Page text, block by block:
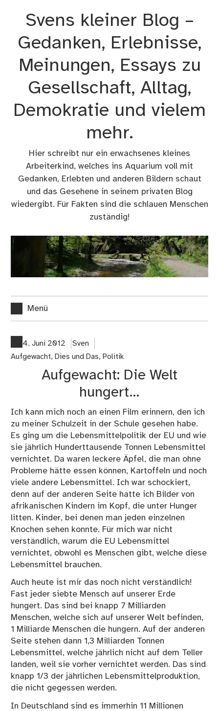
Svens kleiner Blog –
Gedanken, Erlebnisse,
Meinungen, Essays zu
Gesellschaft, Alltag,
Demokratie und vielem
mehr.
Hier schreibt nur ein erwachsenes kleines
Arbeiterkind, welches ins Aquarium voll mit
Gedanken, Erlebten und anderen Bildern schaut
und das Gesehene in seinem privaten Blog
wiedergibt. Für Fakten sind die schlauen Menschen
zuständig!
Menü
4. Juni 2012
Sven
Aufgewacht, Dies und Das, Politik
Aufgewacht: Die Welt
hungert…
Ich kann mich noch an einen Film erinnern, den ich
zu meiner Schulzeit in der Schule gesehen habe.
Es ging um die Lebensmittelpolitik der EU und wie
sie jährlich Hunderttausende Tonnen Lebensmittel
vernichtet. Da waren leckere Äpfel, die man ohne
Probleme hätte essen können, Kartoffeln und noch
viele andere Lebensmittel. Ich war schockiert,
denn auf der anderen Seite hatte ich Bilder von
afrikanischen Kindern im Kopf, die unter Hunger
litten. Kinder, bei denen man jeden einzelnen
Knochen sehen konnte. Für mich war nicht
verständlich, warum die EU Lebensmittel
vernichtet, obwohl es Menschen gibt, welche diese
Lebensmittel brauchen.
Auch heute ist mir das noch nicht verständlich!
Fast jeder siebte Mensch auf unserer Erde
hungert. Das sind bei knapp 7 Milliarden
Menschen, welche sich auf unserer Welt befinden,
1 Milliarde Menschen die hungern. Auf der anderen
Seite stehen dann 1,3 Milliarden Tonnen
Lebensmittel, welche jährlich nicht auf dem Teller
landen, weil sie vorher vernichtet werden. Das sind
knapp 1/3 der jährlichen Lebensmittelproduktion,
die nicht gegessen werden.
In Deutschland sind es immerhin 11 Millionen